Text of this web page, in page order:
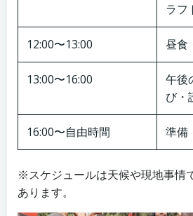
ラフ
12:00〜13:00 昼食
13:00〜16:00
午後
び・
16:00〜自由時間 準備
※スケジュールは天候や現地事情
あります。